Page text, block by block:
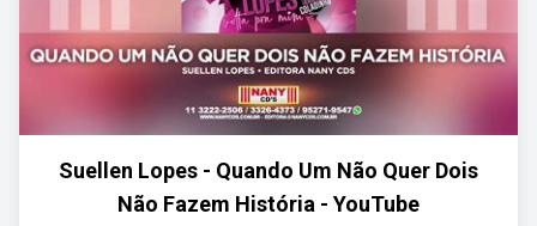
Suellen Lopes - Quando Um Não Quer Dois
Não Fazem História - YouTube